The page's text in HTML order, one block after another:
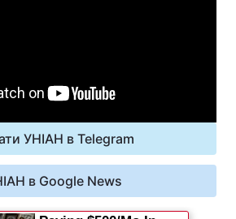
УНІАН в Telegram
в Google News